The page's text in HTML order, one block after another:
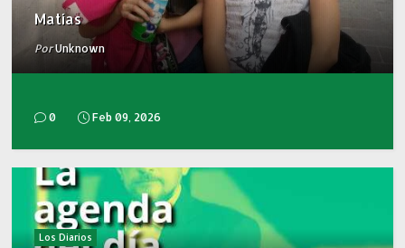
Matías
Por Unknown
0 Feb 09, 2026
Los Diarios